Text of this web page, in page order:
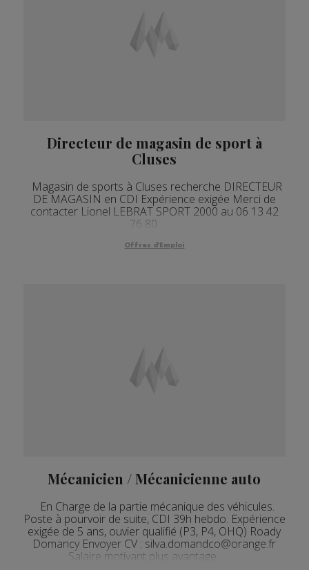
Directeur de magasin de sport à
Cluses
Magasin de sports à Cluses recherche DIRECTEUR
DE MAGASIN en CDI Expérience exigée Merci de
contacter Lionel LEBRAT SPORT 2000 au 06 13 42
76 80
Offres d'Emploi
Mécanicien / Mécanicienne auto
En Charge de la partie mécanique des véhicules.
Poste à pourvoir de suite, CDI 39h hebdo. Expérience
exigée de 5 ans, ouvier qualifié (P3, P4, OHQ) Roady
Domancy Envoyer CV : silva.domandco@orange.fr
Salaire motivant plus avantage.